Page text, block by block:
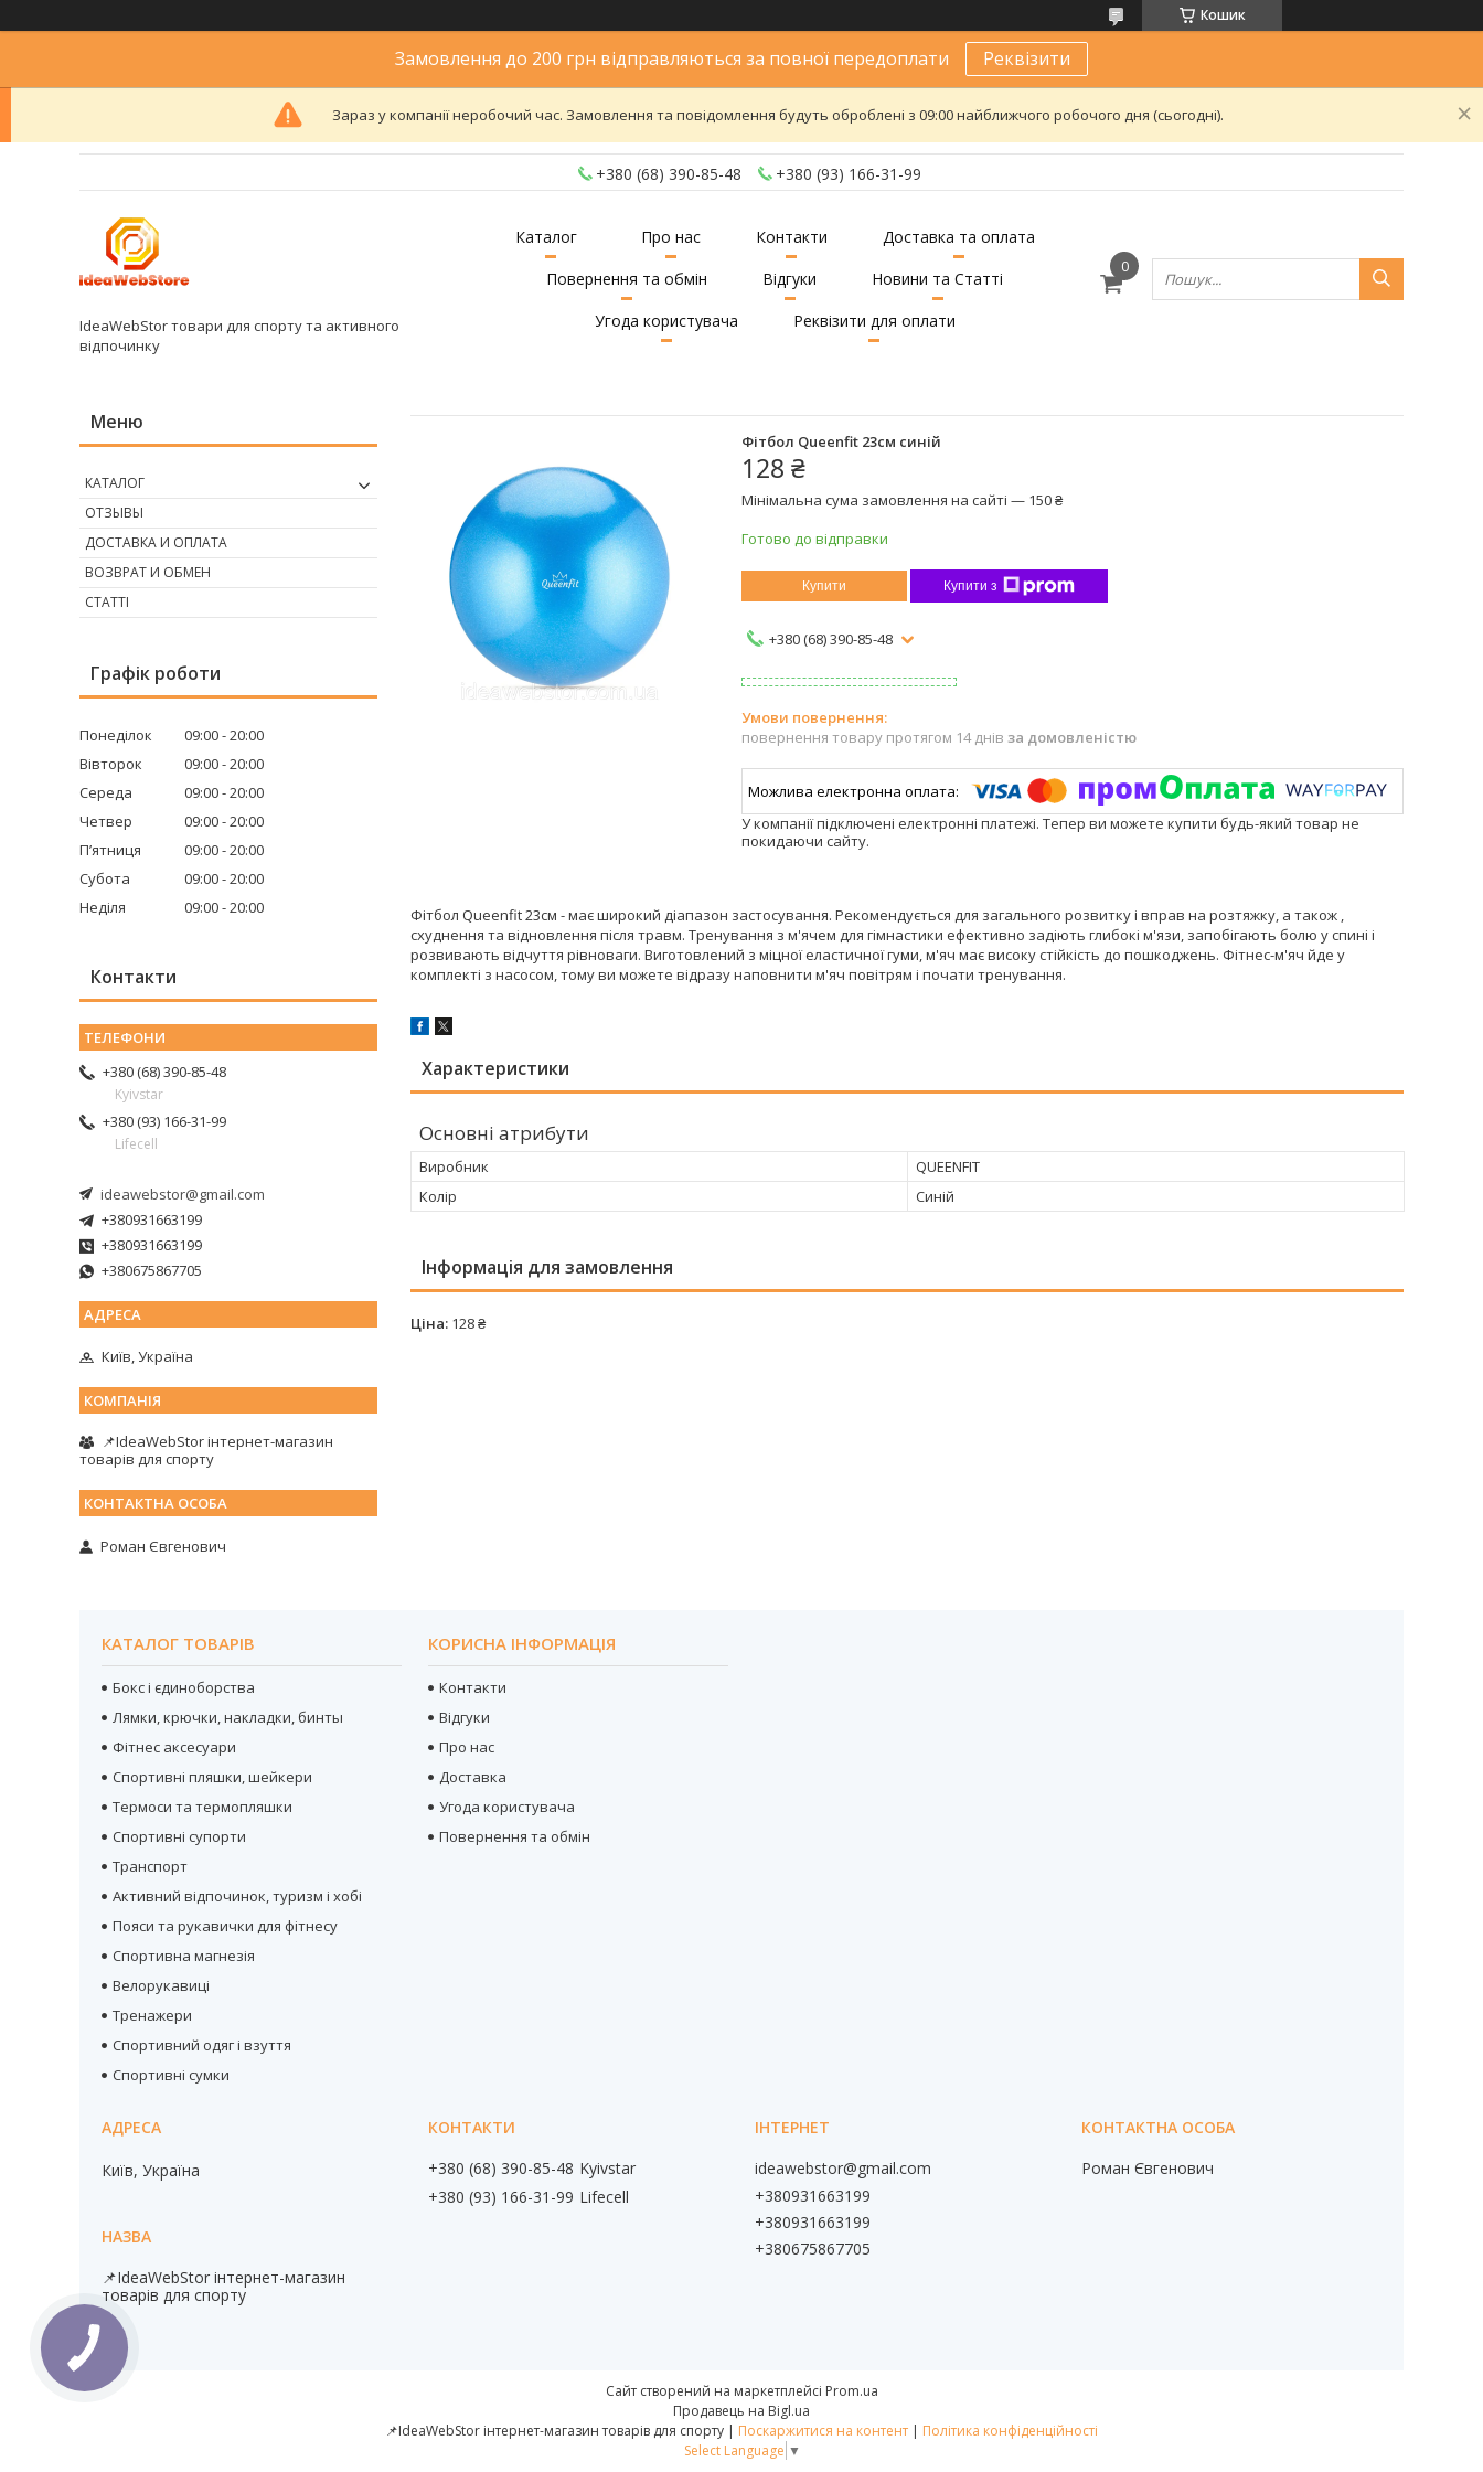
Кошик
Замовлення до 200 грн відправляються за повної передоплати Реквізити
Зараз у компанії неробочий час. Замовлення та повідомлення будуть оброблені з 09:00 найближчого робочого дня (сьогодні).
+380 (68) 390-85-48 +380 (93) 166-31-99
IdeaWebStor товари для спорту та активного
відпочинку
Каталог Про нас Контакти
Доставка та оплата
Повернення та обмін
Відгуки
Новини та Статті
Угода користувача
Реквізити для оплати
Фітбол Queenfit 23см синій
128 ₴
Мінімальна сума замовлення на сайті — 150 ₴
Готово до відправки
Купити Купити з
+380 (68) 390-85-48
повернення товару протягом 14 днів за домовленістю
У компанії підключені електронні платежі. Тепер ви можете купити будь-який товар не
покидаючи сайту.
Фітбол Queenfit 23см - має широкий діапазон застосування. Рекомендується для загального розвитку і вправ на розтяжку, а також ,
схуднення та відновлення після травм. Тренування з м'ячем для гімнастики ефективно задіють глибокі м'язи, запобігають болю у спині і
розвивають відчуття рівноваги. Виготовлений з міцної еластичної гуми, м'яч має високу стійкість до пошкоджень. Фітнес-м'яч йде у
комплекті з насосом, тому ви можете відразу наповнити м'яч повітрям і почати тренування.
Характеристики
Основні атрибути
Виробник
QUEENFIT
Колір
Синій
Інформація для замовлення
Ціна: 128 ₴
КАТАЛОГ
ОТЗЫВЫ
ДОСТАВКА И ОПЛАТА
ВОЗВРАТ И ОБМЕН
СТАТТІ
Графік роботи
Понеділок 09:00 20:00
Вівторок
09:00 20:00
Середа
09:00 20:00
Четвер
09:00 20:00
Пʼятниця
09:00 20:00
Субота
09:00 20:00
Неділя
09:00 20:00
Контакти
+380 (68) 390-85-48
Kyivstar
+380 (93) 166-31-99
Lifecell
ideawebstor@gmail.com
+380931663199
+380931663199
+380675867705
Київ, Україна
📌IdeaWebStor інтернет-магазин
товарів для спорту
Роман Євгенович
КАТАЛОГ ТОВАРІВ
Бокс і єдиноборства
Лямки, крючки, накладки, бинты
Фітнес аксесуари
Спортивні пляшки, шейкери
Термоси та термопляшки
Спортивні супорти
Транспорт
Активний відпочинок, туризм і хобі
Пояси та рукавички для фітнесу
Спортивна магнезія
Велорукавиці
Тренажери
Спортивний одяг і взуття
Спортивні сумки
КОРИСНА ІНФОРМАЦІЯ
Контакти
Відгуки
Про нас
Доставка
Угода користувача
Повернення та обмін
Київ, Україна
📌IdeaWebStor інтернет-магазин
товарів для спорту
+380 (68) 390-85-48 Kyivstar
+380 (93) 166-31-99 Lifecell
ideawebstor@gmail.com
+380931663199
+380931663199
+380675867705
Роман Євгенович
Сайт створений на маркетплейсі Prom.ua
Продавець на Bigl.ua
📌IdeaWebStor інтернет-магазин товарів для спорту | Поскаржитися на контент | Політика конфіденційності
Select Language ▼